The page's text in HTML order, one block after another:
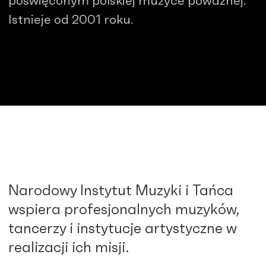
Istnieje od 2001 roku.
Narodowy Instytut Muzyki i Tańca
wspiera profesjonalnych muzyków,
tancerzy i instytucje artystyczne w
realizacji ich misji.